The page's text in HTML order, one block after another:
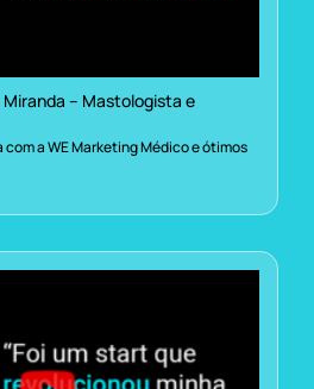
– Mastologista e
com a WE Marketing Médico e ótimos